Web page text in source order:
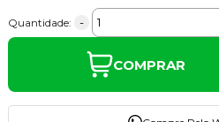
Quantidade: -
COMPRAR